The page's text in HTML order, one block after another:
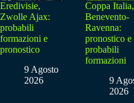
Eredivisie,
Zwolle Ajax:
probabili
formazioni e
pronostico
9 Agosto
2026
Coppa Italia,
Benevento-
Ravenna:
pronostico e
probabili
formazioni
9
2026